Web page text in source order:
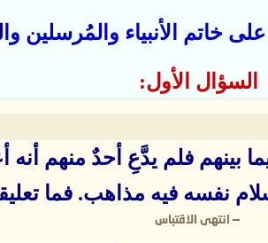
خاتم الأنبياء والمُرسلين
السؤال الأول:
بينهم فلم يدَّعِ أحدٌ منهم
نفسه فيه مذاهب. فما
— انتهى الاقتباس